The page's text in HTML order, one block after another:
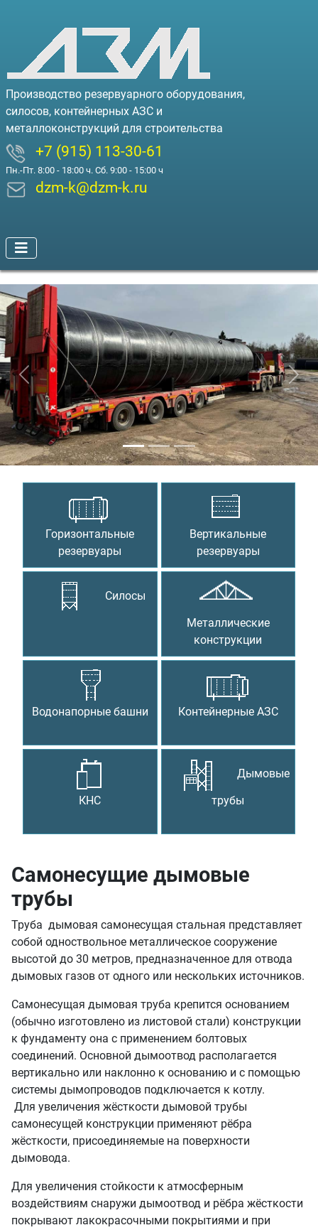
Производство резервуарного оборудования,
силосов, контейнерных АЗС и
металлоконструкций для строительства
+7 (915) 113-30-61
Пн.-Пт. 8:00 - 18:00 ч. Сб. 9:00 - 15:00 ч
dzm-k@dzm-k.ru
Предыдущий
Горизонтальные
резервуары
Вертикальные
резервуары
Силосы
Металлические
конструкции
Водонапорные башни Контейнерные АЗС
КНС
Дымовые
трубы
Самонесущие дымовые
трубы
Труба дымовая самонесущая стальная представляет
собой одноствольное металлическое сооружение
высотой до 30 метров, предназначенное для отвода
дымовых газов от одного или нескольких источников.
Самонесущая дымовая труба крепится основанием
(обычно изготовлено из листовой стали) конструкции
к фундаменту она с применением болтовых
соединений. Основной дымоотвод располагается
вертикально или наклонно к основанию и с помощью
системы дымопроводов подключается к котлу.
Для увеличения жёсткости дымовой трубы
самонесущей конструкции применяют рёбра
жёсткости, присоединяемые на поверхности
дымовода.
Для увеличения стойкости к атмосферным
воздействиям снаружи дымоотвод и рёбра жёсткости
покрывают лакокрасочными покрытиями и при